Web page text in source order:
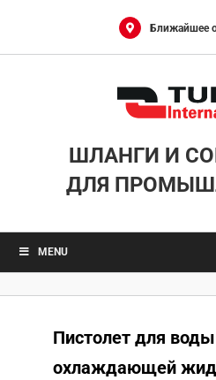
Ближайшее
ШЛАНГИ И
ДЛЯ
MENU
Пистолет для
охлаждающей